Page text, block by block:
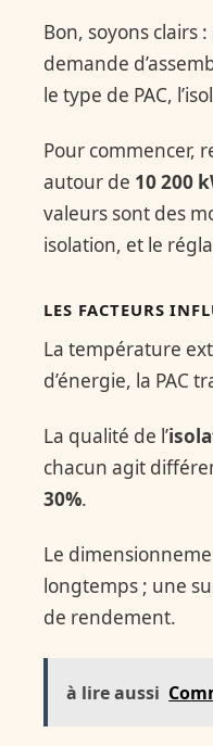
Bon, soyons clairs
demande
le type de PAC,
Pour commencer,
autour de 10 200
valeurs sont des
isolation, et le
LES FACTEURS
La température
d’énergie, la PAC
La qualité de l’
chacun agit
30%.
Le
longtemps ; une
de rendement.
à lire aussi